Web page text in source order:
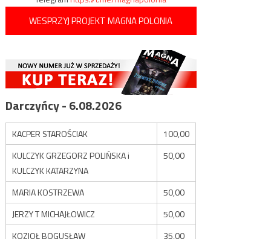
WESPRZYJ PROJEKT MAGNA POLONIA
Darczyńcy - 6.08.2026
KACPER STAROŚCIAK
100,00
KULCZYK GRZEGORZ POLIŃSKA i
KULCZYK KATARZYNA
50,00
MARIA KOSTRZEWA
50,00
JERZY T MICHAJŁOWICZ
50,00
KOZIOŁ BOGUSŁAW
35,00